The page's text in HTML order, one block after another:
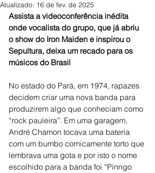
Atualizado: 16 de fev. de 2025
Assista a videoconferência inédita
onde vocalista do grupo, que já abriu
o show do Iron Maiden e inspirou o
Sepultura, deixa um recado para os
músicos do Brasil
No estado do Pará, em 1974, rapazes
decidem criar uma nova banda para
produzirem algo que conheciam como
“rock pauleira”. Em uma garagem,
André Chamon tocava uma bateria
com um bumbo comicamente torto que
lembrava uma gota e por isto o nome
escolhido para a banda foi “Pinngo